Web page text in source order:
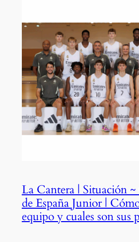
La Cantera | Situación
de España Junior |
equipo y cuales son sus